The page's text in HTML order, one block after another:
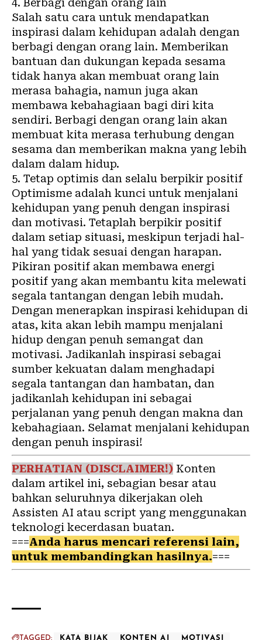
4. Berbagi dengan orang lain
Salah satu cara untuk mendapatkan
inspirasi dalam kehidupan adalah dengan
berbagi dengan orang lain. Memberikan
bantuan dan dukungan kepada sesama
tidak hanya akan membuat orang lain
merasa bahagia, namun juga akan
membawa kebahagiaan bagi diri kita
sendiri. Berbagi dengan orang lain akan
membuat kita merasa terhubung dengan
sesama dan memberikan makna yang lebih
dalam dalam hidup.
5. Tetap optimis dan selalu berpikir positif
Optimisme adalah kunci untuk menjalani
kehidupan yang penuh dengan inspirasi
dan motivasi. Tetaplah berpikir positif
dalam setiap situasi, meskipun terjadi hal-
hal yang tidak sesuai dengan harapan.
Pikiran positif akan membawa energi
positif yang akan membantu kita melewati
segala tantangan dengan lebih mudah.
Dengan menerapkan inspirasi kehidupan di
atas, kita akan lebih mampu menjalani
hidup dengan penuh semangat dan
motivasi. Jadikanlah inspirasi sebagai
sumber kekuatan dalam menghadapi
segala tantangan dan hambatan, dan
jadikanlah kehidupan ini sebagai
perjalanan yang penuh dengan makna dan
kebahagiaan. Selamat menjalani kehidupan
dengan penuh inspirasi!
PERHATIAN (DISCLAIMER!) Konten
dalam artikel ini, sebagian besar atau
bahkan seluruhnya dikerjakan oleh
Assisten AI atau script yang menggunakan
teknologi kecerdasan buatan.
===Anda harus mencari referensi lain,
untuk membandingkan hasilnya.===
TAGGED: KATA BIJAK KONTEN AI
MOTIVASI